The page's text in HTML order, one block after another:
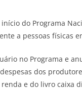
do Programa
a pessoas físicas
no Programa e
dos
e do livro caixa